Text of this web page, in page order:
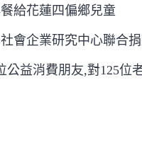
給花蓮四偏鄉兒童
會企業研究中心聯合
益消費朋友,對125位